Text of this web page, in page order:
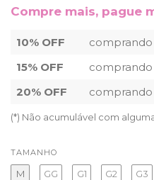
Compre mais, pague
10% OFF
comprando
15% OFF
comprando
20% OFF
comprando
(*) Não acumulável com
TAMANHO
M GG G1 G2 G3